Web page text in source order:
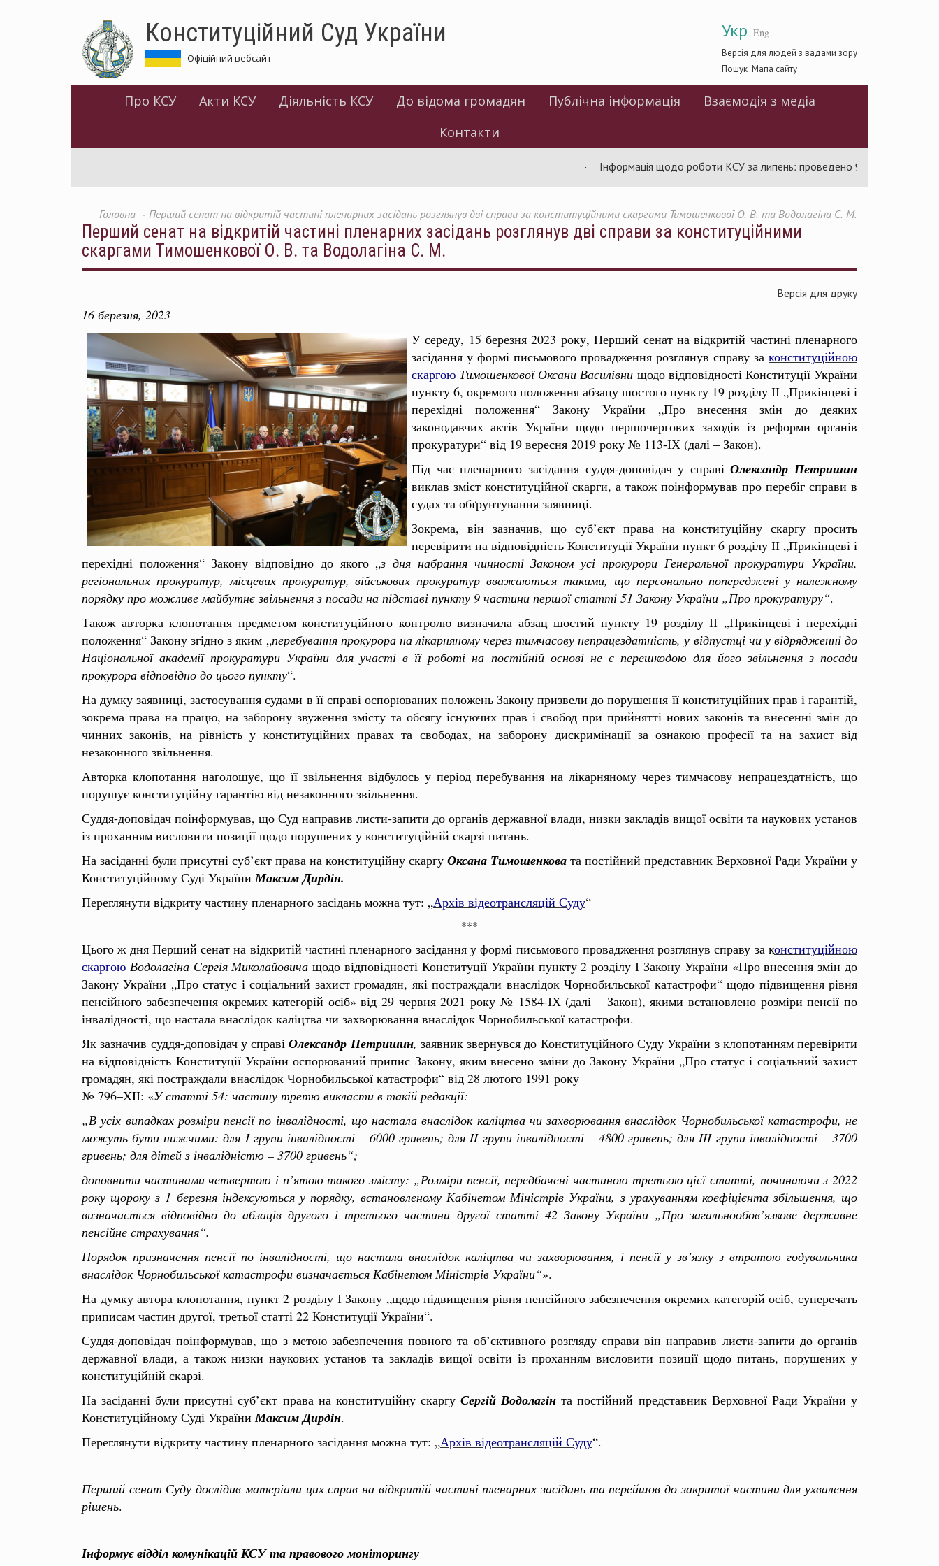
Укр Eng
Версія для людей з вадами зору
Пошук Мапа сайту
Конституційний Суд України
Офіційний вебсайт
Про КСУ Акти КСУ Діяльність КСУ До відома громадян Публічна інформація
Взаємодія з медіа
Контакти
Інформація щодо роботи КСУ за липень: проведено 94 засідання та
Головна Перший сенат на відкритій частині пленарних засідань розглянув дві справи за конституційними скаргами Тимошенкової О. В. та Водолагіна С. М.
Перший сенат на відкритій частині пленарних засідань розглянув дві справи за конституційними
скаргами Тимошенкової О. В. та Водолагіна С. М.
Версія для друку
16 березня, 2023
У середу, 15 березня 2023 року, Перший сенат на відкритій частині пленарного
засідання у формі письмового провадження розглянув справу за конституційною
скаргою Тимошенкової Оксани Василівни щодо відповідності Конституції України
пункту 6, окремого положення абзацу шостого пункту 19 розділу ІІ „Прикінцеві і
перехідні положення“ Закону України „Про внесення змін до деяких
законодавчих актів України щодо першочергових заходів із реформи органів
прокуратури“ від 19 вересня 2019 року № 113-ІХ (далі – Закон).
Під час пленарного засідання суддя-доповідач у справіОлександр Петришин
виклав зміст конституційної скарги, а також поінформував про перебіг справи в
судах та обґрунтування заявниці.
Зокрема, він зазначив, що суб’єкт права на конституційну скаргу просить
перевірити на відповідність Конституції України пункт 6 розділу ІІ „Прикінцеві і
перехідні положення“ Закону відповідно до якого „з дня набрання чинності Законом усі прокурори Генеральної прокуратури України,
регіональних прокуратур, місцевих прокуратур, військових прокуратур вважаються такими, що персонально попереджені у належному
порядку про можливе майбутнє звільнення з посади на підставі пункту 9 частини першої статті 51 Закону України „Про прокуратуру“.
Також авторка клопотання предметом конституційного контролю визначила абзац шостий пункту 19 розділу ІІ „Прикінцеві і перехідні
положення“ Закону згідно з яким „перебування прокурора на лікарняному через тимчасову непрацездатність, у відпустці чи у відрядженні до
Національної академії прокуратури України для участі в її роботі на постійній основі не є перешкодою для його звільнення з посади
прокурора відповідно до цього пункту“.
На думку заявниці, застосування судами в її справі оспорюваних положень Закону призвели до порушення її конституційних прав і гарантій,
зокрема права на працю, на заборону звуження змісту та обсягу існуючих прав і свобод при прийнятті нових законів та внесенні змін до
чинних законів, на рівність у конституційних правах та свободах, на заборону дискримінації за ознакою професії та на захист від
незаконного звільнення.
Авторка клопотання наголошує, що її звільнення відбулось у період перебування на лікарняному через тимчасову непрацездатність, що
порушує конституційну гарантію від незаконного звільнення.
Суддя-доповідач поінформував, що Суд направив листи-запити до органів державної влади, низки закладів вищої освіти та наукових установ
із проханням висловити позиції щодо порушених у конституційній скарзі питань.
На засіданні були присутні суб’єкт права на конституційну скаргу Оксана Тимошенкова та постійний представник Верховної Ради України у
Конституційному Суді України Максим Дирдін.
Переглянути відкриту частину пленарного засідань можна тут: „Архів відеотрансляцій Суду“
***
Цього ж дня Перший сенат на відкритій частині пленарного засідання у формі письмового провадження розглянув справу за конституційною
скаргою Водолагіна Сергія Миколайовича щодо відповідності Конституції України пункту 2 розділу І Закону України «Про внесення змін до
Закону України „Про статус і соціальний захист громадян, які постраждали внаслідок Чорнобильської катастрофи“ щодо підвищення рівня
пенсійного забезпечення окремих категорій осіб» від 29 червня 2021 року № 1584-ІХ (далі – Закон), якими встановлено розміри пенсії по
інвалідності, що настала внаслідок каліцтва чи захворювання внаслідок Чорнобильської катастрофи.
Як зазначив суддя-доповідач у справіОлександр Петришин, заявник звернувся до Конституційного Суду України з клопотанням перевірити
на відповідність Конституції України оспорюваний припис Закону, яким внесено зміни до Закону України „Про статус і соціальний захист
громадян, які постраждали внаслідок Чорнобильської катастрофи“ від 28 лютого 1991 року
№ 796–XII: «У статті 54: частину третю викласти в такій редакції:
„В усіх випадках розміри пенсії по інвалідності, що настала внаслідок каліцтва чи захворювання внаслідок Чорнобильської катастрофи, не
можуть бути нижчими: для I групи інвалідності – 6000 гривень; для II групи інвалідності – 4800 гривень; для III групи інвалідності – 3700
гривень; для дітей з інвалідністю – 3700 гривень“;
доповнити частинами четвертою і п’ятою такого змісту: „Розміри пенсії, передбачені частиною третьою цієї статті, починаючи з 2022
року щороку з 1 березня індексуються у порядку, встановленому Кабінетом Міністрів України, з урахуванням коефіцієнта збільшення, що
визначається відповідно до абзаців другого і третього частини другої статті 42 Закону України „Про загальнообов’язкове державне
пенсійне страхування“.
Порядок призначення пенсії по інвалідності, що настала внаслідок каліцтва чи захворювання, і пенсії у зв’язку з втратою годувальника
внаслідок Чорнобильської катастрофи визначається Кабінетом Міністрів України“».
На думку автора клопотання, пункт 2 розділу І Закону „щодо підвищення рівня пенсійного забезпечення окремих категорій осіб, суперечать
приписам частин другої, третьої статті 22 Конституції України“.
Суддя-доповідач поінформував, що з метою забезпечення повного та об’єктивного розгляду справи він направив листи-запити до органів
державної влади, а також низки наукових установ та закладів вищої освіти із проханням висловити позиції щодо питань, порушених у
конституційній скарзі.
На засіданні були присутні суб’єкт права на конституційну скаргуСергій Водолагін та постійний представник Верховної Ради України у
Конституційному Суді України Максим Дирдін.
Переглянути відкриту частину пленарного засідання можна тут: „Архів відеотрансляцій Суду“.
Перший сенат Суду дослідив матеріали цих справ на відкритій частині пленарних засідань та перейшов до закритої частини для ухвалення
рішень.
Інформує відділ комунікацій КСУ та правового моніторингу